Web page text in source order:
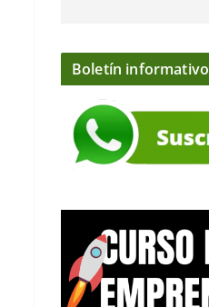
Boletín informativo